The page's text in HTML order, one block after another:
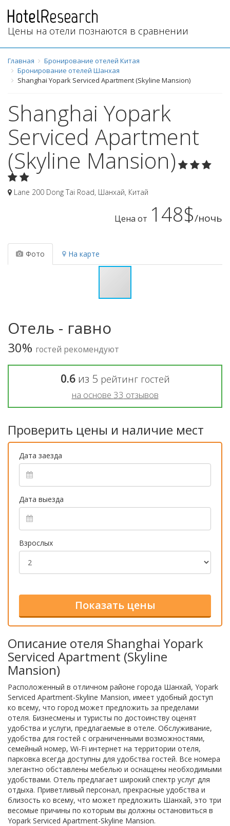
Цены на отели познаются в сравнении
Главная
Бронирование отелей Китая
Бронирование отелей Шанхая
Shanghai Yopark Serviced Apartment (Skyline Mansion)
Shanghai Yopark
Serviced Apartment
(Skyline Mansion)
Lane 200 Dong Tai Road, Шанхай, Китай
Цена от 148$/ночь
Фото На карте
Отель - гавно
30% гостей рекомендуют
0.6из 5 рейтинг гостей
на основе 33 отзывов
Проверить цены и наличие мест
Дата заезда
Дата выезда
Взрослых
Описание отеля Shanghai Yopark
Serviced Apartment (Skyline
Mansion)
Расположенный в отличном районе города Шанхай, Yopark
Serviced Apartment-Skyline Mansion, имеет удобный доступ
ко всему, что город может предложить за пределами
отеля. Бизнесмены и туристы по достоинству оценят
удобства и услуги, предлагаемые в отеле. Обслуживание,
удобства для гостей с ограниченными возможностями,
семейный номер, Wi-Fi интернет на территории отеля,
парковка всегда доступны для удобства гостей. Все номера
элегантно обставлены мебелью и оснащены необходимыми
удобствами. Отель предлагает широкий спектр услуг для
отдыха. Приветливый персонал, прекрасные удобства и
близость ко всему, что может предложить Шанхай, это три
весомые причины по которым вы должны остановиться в
Yopark Serviced Apartment-Skyline Mansion.